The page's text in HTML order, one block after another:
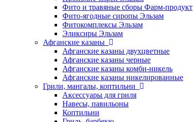
Фито и травяные сборы Фарм-продукт
Фито-ягодные сиропы Эльзам
Фитокомплексы Эльзам
Эликсиры Эльзам
Афганские казаны
Афганские казаны двухцветные
Афганские казаны черные
Афганские казаны комби-никель
Афганские казаны никелированные
Грили, мангалы, коптильни
Аксессуары для гриля
Навесы, павильоны
Коптильни